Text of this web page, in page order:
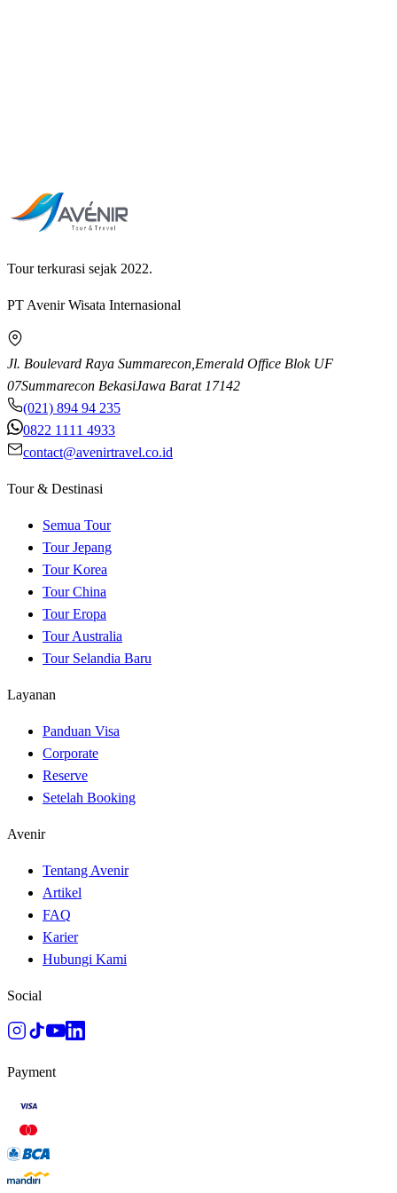
Tour terkurasi sejak 2022.
PT Avenir Wisata Internasional
Jl. Boulevard Raya Summarecon, Emerald Office Blok UF
07Summarecon BekasiJawa Barat 17142
(021) 894 94 235
0822 1111 4933
contact@avenirtravel.co.id
Tour & Destinasi
Semua Tour
Tour Jepang
Tour Korea
Tour China
Tour Eropa
Tour Australia
Tour Selandia Baru
Layanan
Panduan Visa
Corporate
Reserve
Setelah Booking
Avenir
Tentang Avenir
Artikel
FAQ
Karier
Hubungi Kami
Social
Payment